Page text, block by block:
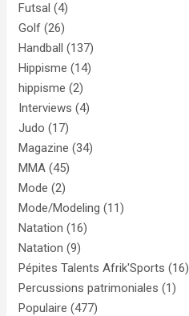
Futsal (4)
Golf (26)
Handball (137)
Hippisme (14)
hippisme (2)
Interviews (4)
Judo (17)
Magazine (34)
MMA (45)
Mode (2)
Mode/Modeling (11)
Natation (16)
Natation (9)
Pépites Talents Afrik'Sports (16)
Percussions patrimoniales (1)
Populaire (477)